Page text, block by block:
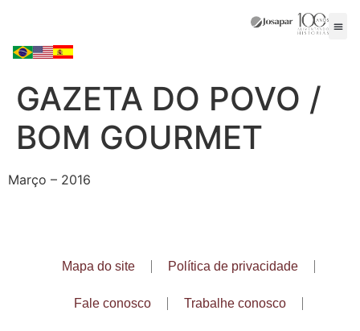
GAZETA DO POVO /
BOM GOURMET
Março – 2016
Mapa do site Política de privacidade
Fale conosco Trabalhe conosco